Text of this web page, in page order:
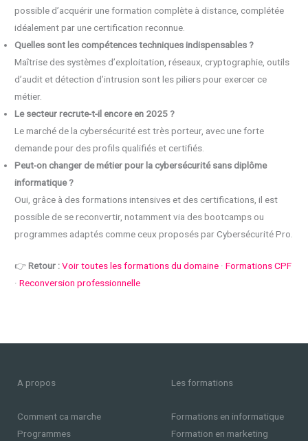
possible d’acquérir une formation complète à distance, complétée
idéalement par une certification reconnue.
Quelles sont les compétences techniques indispensables ?
Maîtrise des systèmes d’exploitation, réseaux, cryptographie, outils
d’audit et détection d’intrusion sont les piliers pour exercer ce
métier.
Le secteur recrute-t-il encore en 2025 ?
Le marché de la cybersécurité est très porteur, avec une forte
demande pour des profils qualifiés et certifiés.
Peut-on changer de métier pour la cybersécurité sans diplôme
informatique ?
Oui, grâce à des formations intensives et des certifications, il est
possible de se reconvertir, notamment via des bootcamps ou
programmes adaptés comme ceux proposés par Cybersécurité Pro.
👉Retour :Voir toutes les formations du domaine ·Formations CPF
·Reconversion professionnelle
A propos
Comment ca marche
Programmes
Les formations
Formations en informatique
Formation en marketing